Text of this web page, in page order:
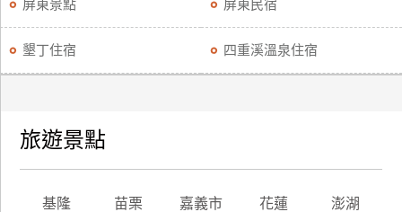
屏東景點 屏東民宿
墾丁住宿 四重溪溫泉住宿
旅遊景點
基隆 苗栗 嘉義市 花蓮 澎湖